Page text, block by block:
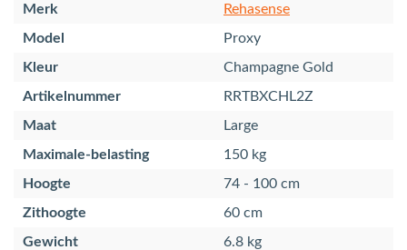
Merk
Rehasense
Model
Proxy
Kleur
Champagne Gold
Artikelnummer
RRTBXCHL2Z
Maat
Large
Maximale-belasting
150 kg
Hoogte
74 - 100 cm
Zithoogte
60 cm
Gewicht
6.8 kg